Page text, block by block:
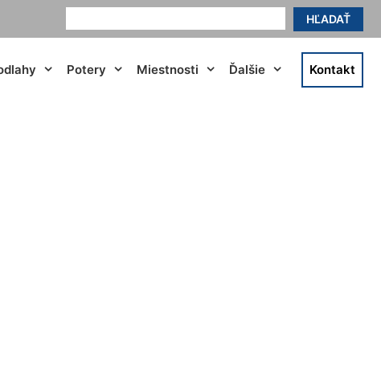
HĽADAŤ
Potery Miestnosti Ďalšie Kontakt